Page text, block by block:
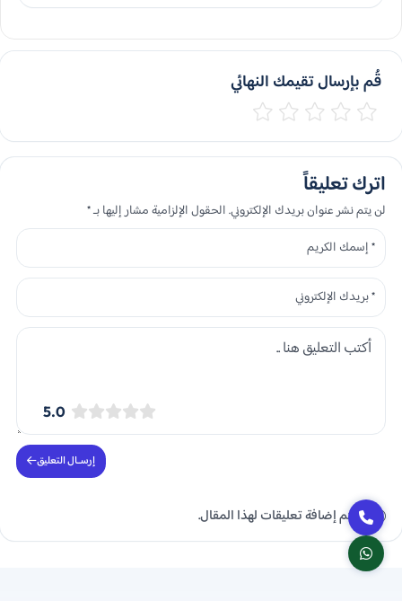
قُم بإرسال تقيمك النهائي
اترك تعليقاً
لن يتم نشر عنوان بريدك الإلكتروني. الحقول الإلزامية مشار إليها بـ *
5.0
إرســال التعليق
لم يتم إضافة تعليقات لهذا المقال.